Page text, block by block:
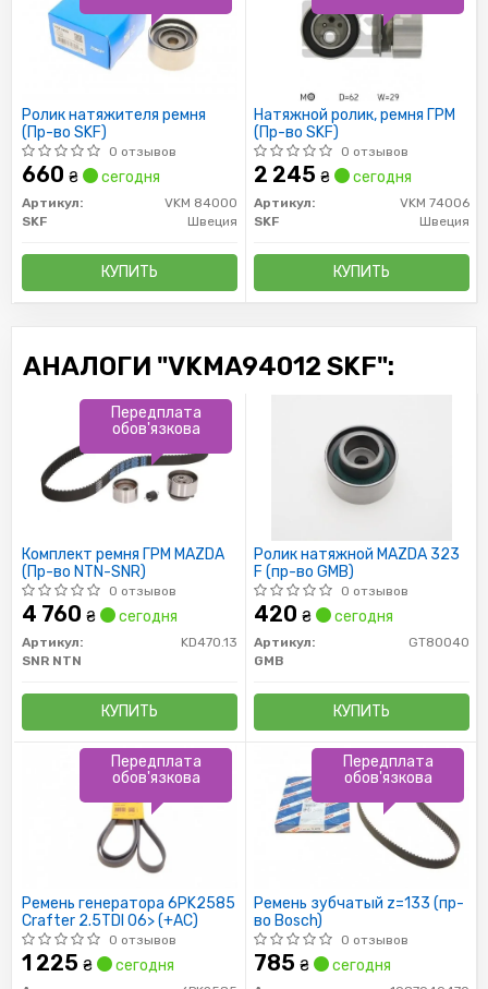
Ролик натяжителя ремня
(Пр-во SKF)
0 отзывов
660 ₴ сегодня
Артикул:
VKM 84000
SKF
Швеция
КУПИТЬ
Натяжной ролик, ремня ГРМ
(Пр-во SKF)
0 отзывов
2 245 ₴ сегодня
Артикул:
VKM 74006
SKF
Швеция
КУПИТЬ
АНАЛОГИ "VKMA94012 SKF":
Комплект ремня ГРМ MAZDA
(Пр-во NTN-SNR)
0 отзывов
4 760 ₴ сегодня
Артикул:
KD470.13
SNR NTN
КУПИТЬ
Передплата
обов'язкова
Ролик натяжной MAZDA 323
F (пр-во GMB)
0 отзывов
420 ₴ сегодня
Артикул:
GT80040
GMB
КУПИТЬ
Ремень генератора 6PK2585
Crafter 2.5TDI 06> (+AC)
0 отзывов
1 225 ₴ сегодня
Передплата
обов'язкова
Ремень зубчатый z=133 (пр-
во Bosch)
0 отзывов
785 ₴ сегодня
Передплата
обов'язкова